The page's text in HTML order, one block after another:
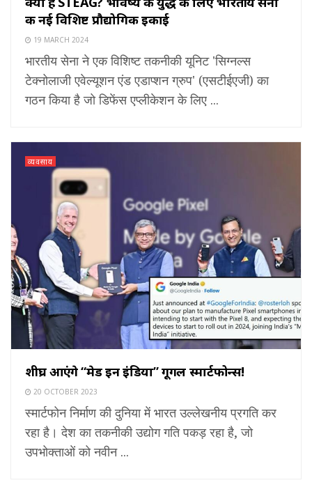
की नई विशिष्ट प्रौद्योगिकी इकाई
19 MARCH 2024
भारतीय सेना ने एक विशिष्ट तकनीकी यूनिट 'सिग्नल्स
टेक्नोलाजी एवेल्यूशन एंड एडाप्शन ग्रुप' (एसटीईएजी) का
गठन किया है जो डिफेंस एप्लीकेशन के लिए ...
व्यवसाय
शीघ्र आएंगे “मेड इन इंडिया” गूगल स्मार्टफोन्स!
20 OCTOBER 2023
स्मार्टफोन निर्माण की दुनिया में भारत उल्लेखनीय प्रगति कर
रहा है। देश का तकनीकी उद्योग गति पकड़ रहा है, जो
उपभोक्ताओं को नवीन ...